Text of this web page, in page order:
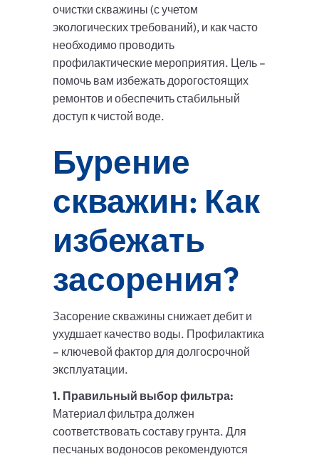
очистки скважины (с учетом
экологических требований), и как часто
необходимо проводить
профилактические мероприятия. Цель –
помочь вам избежать дорогостоящих
ремонтов и обеспечить стабильный
доступ к чистой воде.
Бурение
скважин: Как
избежать
засорения?
Засорение скважины снижает дебит и
ухудшает качество воды. Профилактика
– ключевой фактор для долгосрочной
эксплуатации.
1. Правильный выбор фильтра:
Материал фильтра должен
соответствовать составу грунта. Для
песчаных водоносов рекомендуются